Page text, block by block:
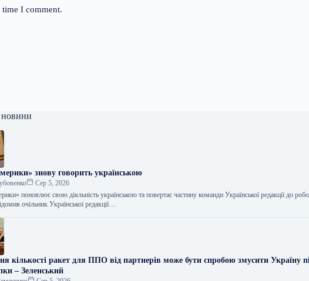
time I comment.
новини
знову говорить українською
Сер 5, 2026
поновлює свою діяльність українською та повертає частину команди Української редакції до
очільник Української редакції…
кількості ракет для ППО від партнерів може бути спробою змусити Україну
– Зеленський